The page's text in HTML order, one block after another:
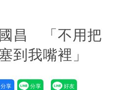
濟
假 沈伯洋競選總幹事
無恥」
掛陽台被吹走 議員神
昌 「不用把
到我嘴裡」